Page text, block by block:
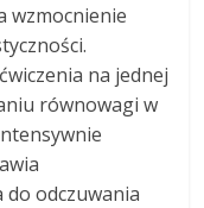
wzmocnienie
na jednej
równowagi w
do odczuwania